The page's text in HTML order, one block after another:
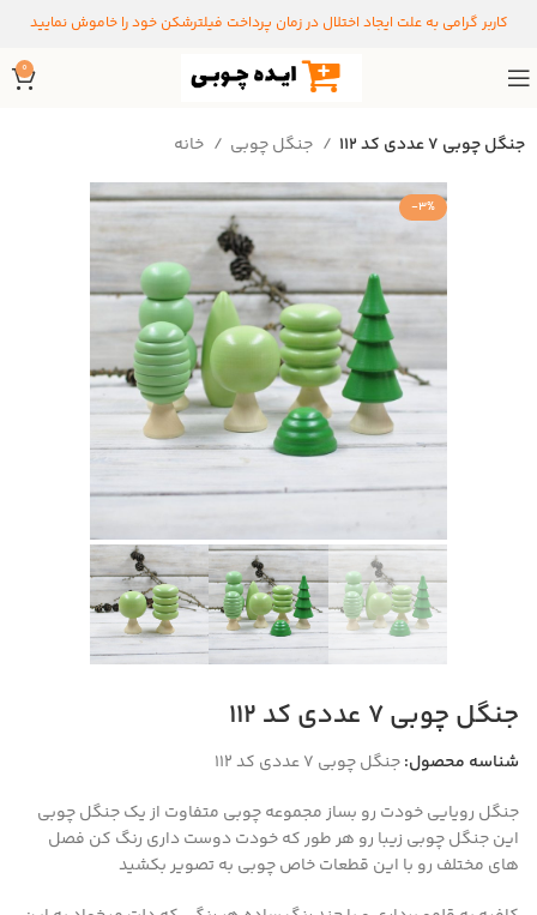
کاربر گرامی به علت ایجاد اختلال در زمان پرداخت فیلترشکن خود را خاموش نمایید
0
خانه جنگل چوبی جنگل چوبی ۷ عددی کد ۱۱۲
-3%
جنگل چوبی ۷ عددی کد ۱۱۲
شناسه محصول:جنگل چوبی ۷ عددی کد 112
جنگل رویایی خودت رو بساز مجموعه چوبی متفاوت از یک جنگل چوبی
این جنگل چوبی زیبا رو هر طور که خودت دوست داری رنگ کن فصل
های مختلف رو با این قطعات خاص چوبی به تصویر بکشید